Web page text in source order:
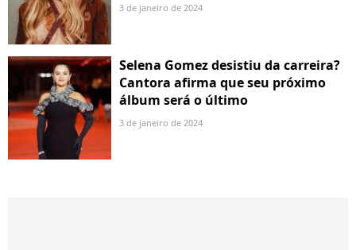
3 de janeiro de 2024
Selena Gomez desistiu da carreira?
Cantora afirma que seu próximo
álbum será o último
3 de janeiro de 2024